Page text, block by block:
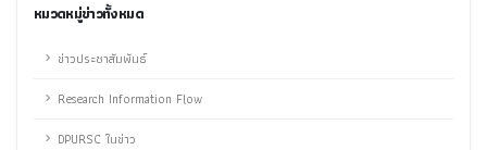
หมวดหมู่ข่าวทั้งหมด
ข่าวประชาสัมพันธ์
Research Information Flow
DPURSC ในข่าว